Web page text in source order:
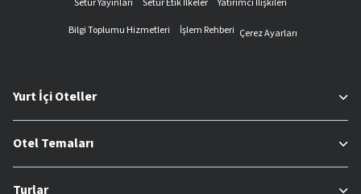
Setur Yayınları
Setur Etik İlkeler
Yatırımcı İlişkileri
Bilgi Toplumu Hizmetleri
İşlem Rehberi Çerez Ayarları
Yurt İçi Oteller
Otel Temaları
Turlar